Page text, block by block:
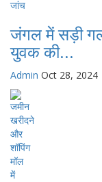
जंगल में सड़ी
युवक की...
Admin Oct 28, 2024